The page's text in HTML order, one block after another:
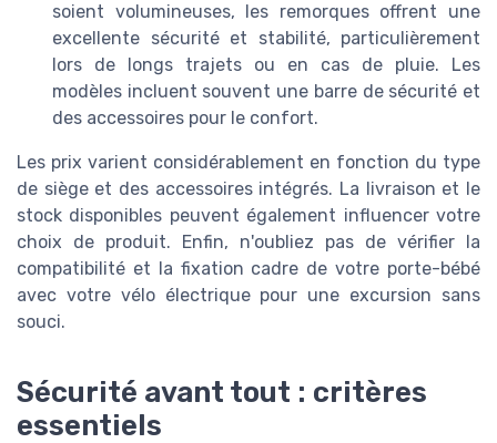
soient volumineuses, les remorques offrent une
excellente sécurité et stabilité, particulièrement
lors de longs trajets ou en cas de pluie. Les
modèles incluent souvent une barre de sécurité et
des accessoires pour le confort.
Les prix varient considérablement en fonction du type
de siège et des accessoires intégrés. La livraison et le
stock disponibles peuvent également influencer votre
choix de produit. Enfin, n'oubliez pas de vérifier la
compatibilité et la fixation cadre de votre porte-bébé
avec votre vélo électrique pour une excursion sans
souci.
Sécurité avant tout : critères
essentiels